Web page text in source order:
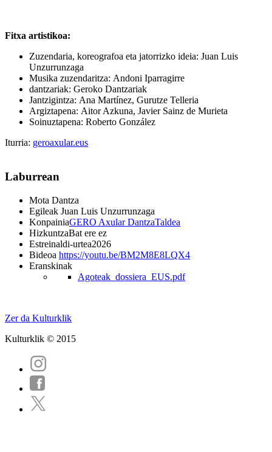
Fitxa artistikoa:
Zuzendaria, koreografoa eta jatorrizko ideia: Juan Luis
Unzurrunzaga
Musika zuzendaritza: Andoni Iparragirre
dantzariak: Geroko Dantzariak
Jantzigintza: Ana Martínez, Gurutze Telleria
Argiztapena: Aitor Azkuna, Javier Sainz de Murieta
Soinuztapena: Roberto González
Iturria: geroaxular.eus
Laburrean
Mota Dantza
Egileak Juan Luis Unzurrunzaga
KonpainiaGERO Axular DantzaTaldea
HizkuntzaBat ere ez
Estreinaldi-urtea2026
Bideoa https://youtu.be/BM2M8E8LQX4
Eranskinak
Agoteak_dossiera_EUS.pdf
Zer da Kulturklik
Kulturklik © 2015